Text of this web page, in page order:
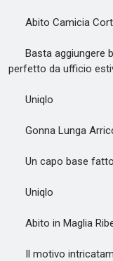
Abito Camicia
Basta aggiungere
perfetto da ufficio
Uniqlo
Gonna Lunga
Un capo base fatto
Uniqlo
Abito in Maglia
Il motivo